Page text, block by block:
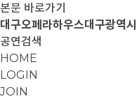
본문 바로가기
대구오페라하우스대구광역
공연검색
HOME
LOGIN
JOIN